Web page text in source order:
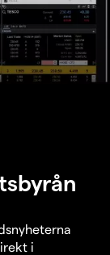
i